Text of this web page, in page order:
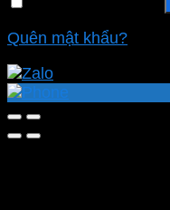
Quên mật khẩu?